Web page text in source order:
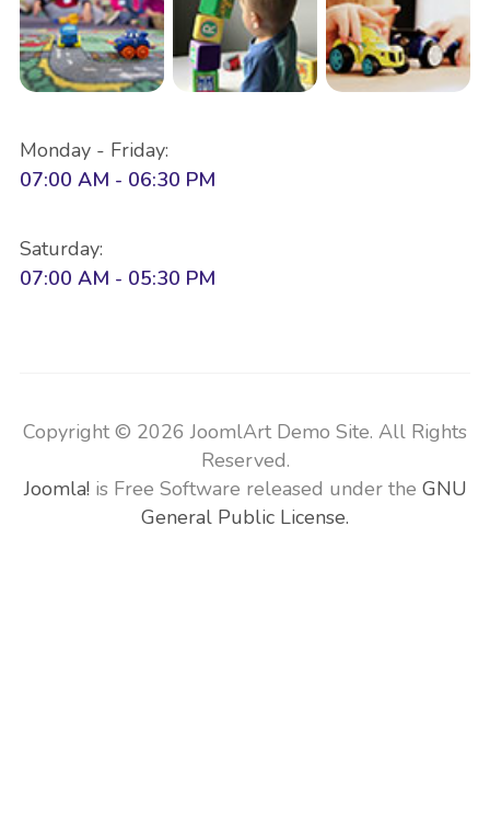
Monday - Friday:
07:00 AM - 06:30 PM
Saturday:
07:00 AM - 05:30 PM
Copyright © 2026 JoomlArt Demo Site. All Rights
Reserved.
Joomla!is Free Software released under the GNU
General Public License.